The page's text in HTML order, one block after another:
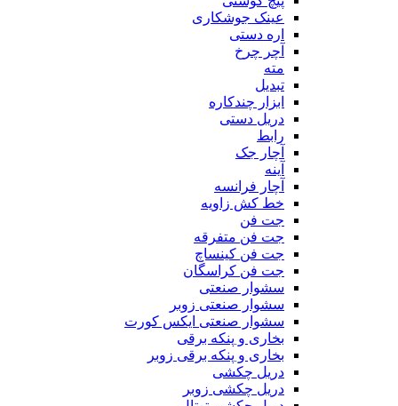
عینک جوشکاری
اره دستی
آچر چرخ
مته
تبدیل
ابزار چندکاره
دریل دستی
رابط
آچار جک
آینه
آچار فرانسه
خط کش زاویه
جت فن
جت فن متفرقه
جت فن کینساچ
جت فن کراسگان
سشوار صنعتی
سشوار صنعتی زوبر
سشوار صنعتی ایکس کورت
بخاری و پنکه برقی
بخاری و پنکه برقی زوبر
دریل چکشی
دریل چکشی زوبر